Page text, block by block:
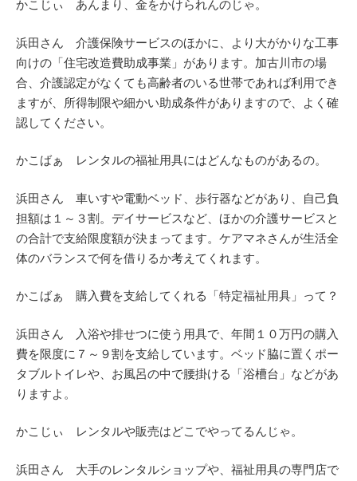
かこじぃ あんまり、金をかけられんのじゃ。
浜田さん 介護保険サービスのほかに、より大がかりな工事
向けの「住宅改造費助成事業」があります。加古川市の場
合、介護認定がなくても高齢者のいる世帯であれば利用でき
ますが、所得制限や細かい助成条件がありますので、よく確
認してください。
かこばぁ レンタルの福祉用具にはどんなものがあるの。
浜田さん 車いすや電動ベッド、歩行器などがあり、自己負
担額は１～３割。デイサービスなど、ほかの介護サービスと
の合計で支給限度額が決まってます。ケアマネさんが生活全
体のバランスで何を借りるか考えてくれます。
かこばぁ 購入費を支給してくれる「特定福祉用具」って？
浜田さん 入浴や排せつに使う用具で、年間１０万円の購入
費を限度に７～９割を支給しています。ベッド脇に置くポー
タブルトイレや、お風呂の中で腰掛ける「浴槽台」などがあ
りますよ。
かこじぃ レンタルや販売はどこでやってるんじゃ。
浜田さん 大手のレンタルショップや、福祉用具の専門店で